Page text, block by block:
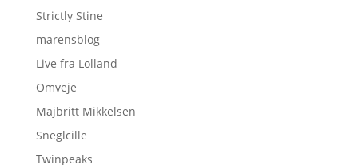
Strictly Stine
marensblog
Live fra Lolland
Omveje
Majbritt Mikkelsen
Sneglcille
Twinpeaks